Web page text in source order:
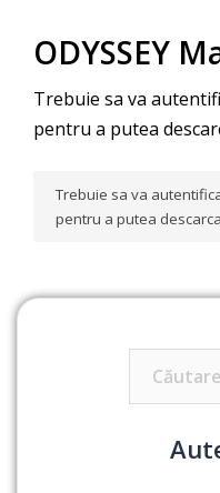
ODYSSEY
Trebuie sa va
pentru a putea
Trebuie sa va
pentru a putea